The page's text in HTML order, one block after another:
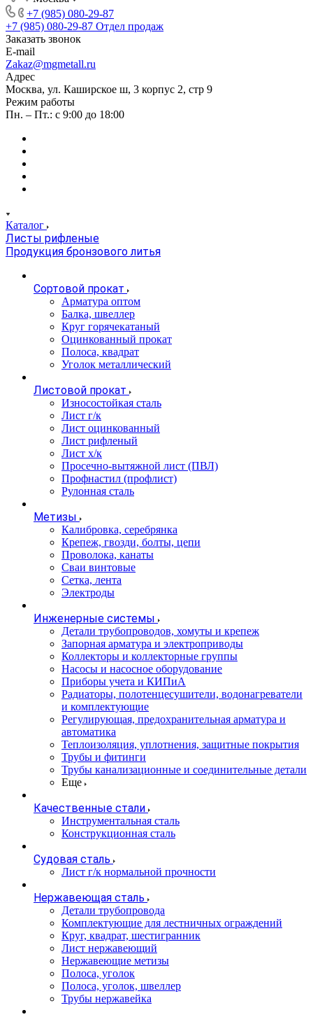
+7 (985) 080-29-87
+7 (985) 080-29-87 Отдел продаж
Заказать звонок
E-mail
Zakaz@mgmetall.ru
Адрес
Москва, ул. Каширское ш, 3 корпус 2, стр 9
Режим работы
Пн. – Пт.: с 9:00 до 18:00
Каталог
Листы рифленые
Продукция бронзового литья
Сортовой прокат
Арматура оптом
Балка, швеллер
Круг горячекатаный
Оцинкованный прокат
Полоса, квадрат
Уголок металлический
Листовой прокат
Износостойкая сталь
Лист г/к
Лист оцинкованный
Лист рифленый
Лист х/к
Просечно-вытяжной лист (ПВЛ)
Профнастил (профлист)
Рулонная сталь
Метизы
Калибровка, серебрянка
Крепеж, гвозди, болты, цепи
Проволока, канаты
Сваи винтовые
Сетка, лента
Электроды
Инженерные системы
Детали трубопроводов, хомуты и крепеж
Запорная арматура и электроприводы
Коллекторы и коллекторные группы
Насосы и насосное оборудование
Приборы учета и КИПиА
Радиаторы, полотенцесушители, водонагреватели
и комплектующие
Регулирующая, предохранительная арматура и
автоматика
Теплоизоляция, уплотнения, защитные покрытия
Трубы и фитинги
Трубы канализационные и соединительные детали
Еще
Качественные стали
Инструментальная сталь
Конструкционная сталь
Судовая сталь
Лист г/к нормальной прочности
Нержавеющая сталь
Детали трубопровода
Комплектующие для лестничных ограждений
Круг, квадрат, шестигранник
Лист нержавеющий
Нержавеющие метизы
Полоса, уголок
Полоса, уголок, швеллер
Трубы нержавейка